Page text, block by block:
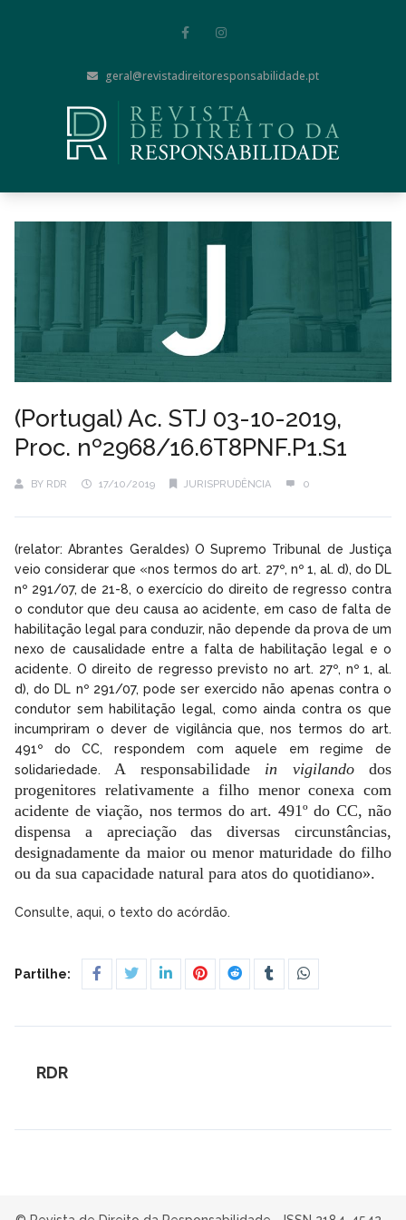
geral@revistadireitoresponsabilidade.pt
(Portugal) Ac. STJ 03-10-2019,
Proc. nº2968/16.6T8PNF.P1.S1
BY RDR 17/10/2019 JURISPRUDÊNCIA 0
(relator: Abrantes Geraldes) O Supremo Tribunal de Justiça
veio considerar que «nos termos do art. 27º, nº 1, al. d), do DL
nº 291/07, de 21-8, o exercício do direito de regresso contra
o condutor que deu causa ao acidente, em caso de falta de
habilitação legal para conduzir, não depende da prova de um
nexo de causalidade entre a falta de habilitação legal e o
acidente. O direito de regresso previsto no art. 27º, nº 1, al.
d), do DL nº 291/07, pode ser exercido não apenas contra o
condutor sem habilitação legal, como ainda contra os que
incumpriram o dever de vigilância que, nos termos do art.
491º do CC, respondem com aquele em regime de
solidariedade. A responsabilidade in vigilandodos
progenitores relativamente a filho menor conexa com
acidente de viação, nos termos do art. 491º do CC, não
dispensa a apreciação das diversas circunstâncias,
designadamente da maior ou menor maturidade do filho
ou da sua capacidade natural para atos do quotidiano».
Consulte, aqui, o texto do acórdão.
Partilhe:
RDR